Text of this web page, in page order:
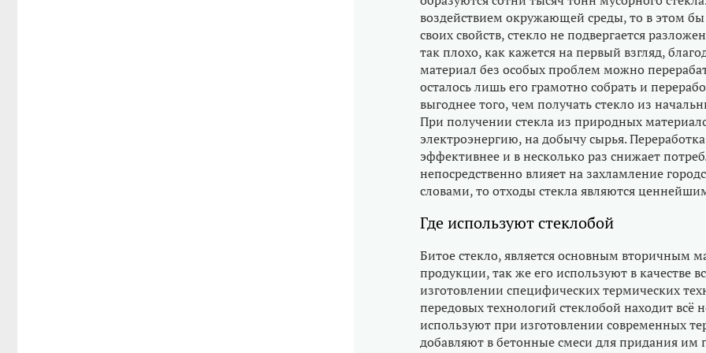
воздействием окружающей среды, то в этом
своих свойств, стекло не подвергается
так плохо, как кажется на первый взгляд,
материал без особых проблем можно
осталось лишь его грамотно собрать и
выгоднее того, чем получать стекло из
При получении стекла из природных
электроэнергию, на добычу сырья.
эффективнее и в несколько раз снижает
непосредственно влияет на захламление
словами, то отходы стекла являются
Где используют стеклобой
Битое стекло, является основным вторичным
продукции, так же его используют в качестве
изготовлении специфических термических
передовых технологий стеклобой находит
используют при изготовлении современных
добавляют в бетонные смеси для придания